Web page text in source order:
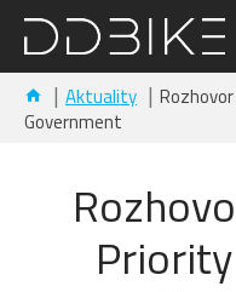
Aktuality
Government